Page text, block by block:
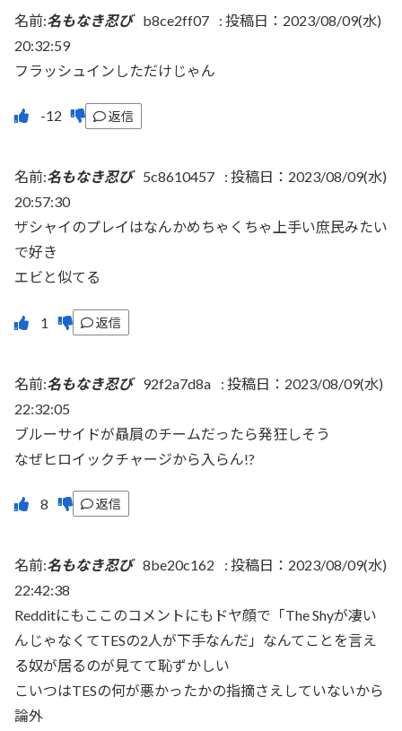
名前:名もなき忍び b8ce2ff07 : 投稿日：2023/08/09(水)
20:32:59
フラッシュインしただけじゃん
返信
名前:名もなき忍び 5c8610457 : 投稿日：2023/08/09(水)
20:57:30
ザシャイのプレイはなんかめちゃくちゃ上手い庶民みたい
で好き
エビと似てる
返信
名前:名もなき忍び 92f2a7d8a : 投稿日：2023/08/09(水)
22:32:05
ブルーサイドが贔屓のチームだったら発狂しそう
なぜヒロイックチャージから入らん!?
返信
名前:名もなき忍び 8be20c162 : 投稿日：2023/08/09(水)
22:42:38
Redditにもここのコメントにもドヤ顔で「The Shyが凄い
んじゃなくてTESの2人が下手なんだ」なんてことを言え
る奴が居るのが見てて恥ずかしい
こいつはTESの何が悪かったかの指摘さえしていないから
論外